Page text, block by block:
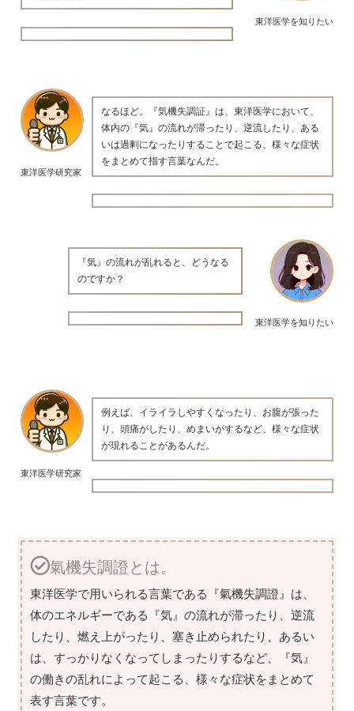
東洋医学を知りたい
東洋医学研究家
なるほど。『気機失調証』は、東洋医学において、
体内の『気』の流れが滞ったり、逆流したり、ある
いは過剰になったりすることで起こる、様々な症状
をまとめて指す言葉なんだ。
東洋医学を知りたい
『気』の流れが乱れると、どうなる
のですか？
東洋医学研究家
例えば、イライラしやすくなったり、お腹が張った
り、頭痛がしたり、めまいがするなど、様々な症状
が現れることがあるんだ。
氣機失調證とは。
東洋医学で用いられる言葉である『氣機失調證』は、
体のエネルギーである『気』の流れが滞ったり、逆流
したり、燃え上がったり、塞き止められたり、あるい
は、すっかりなくなってしまったりするなど、『気』
の働きの乱れによって起こる、様々な症状をまとめて
表す言葉です。